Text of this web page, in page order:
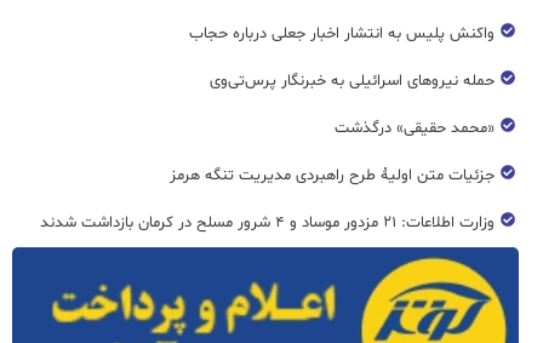
واکنش پلیس به انتشار اخبار جعلی درباره حجاب
حمله نیروهای اسرائیلی به خبرنگار پرس‌تی‌وی
«محمد حقیقی» درگذشت
جزئیات متن اولیۀ طرح راهبردی مدیریت تنگه هرمز
وزارت اطلاعات: ۲۱ مزدور موساد و ۴ شرور مسلح در کرمان بازداشت شدند